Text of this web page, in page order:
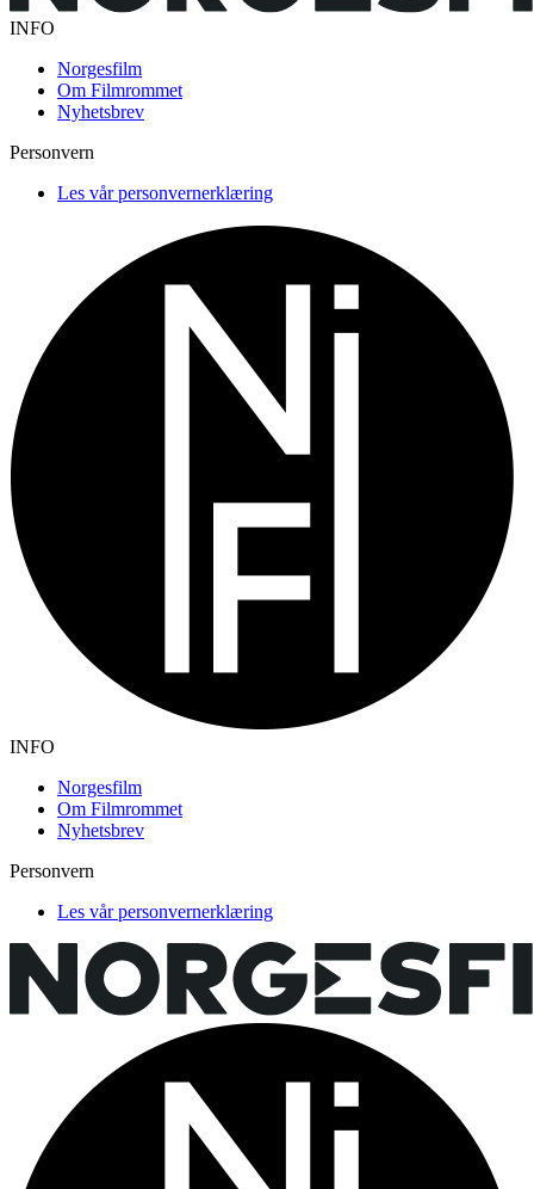
INFO
Norgesfilm
Om Filmrommet
Nyhetsbrev
Personvern
Les vår personvernerklæring
INFO
Norgesfilm
Om Filmrommet
Nyhetsbrev
Personvern
Les vår personvernerklæring